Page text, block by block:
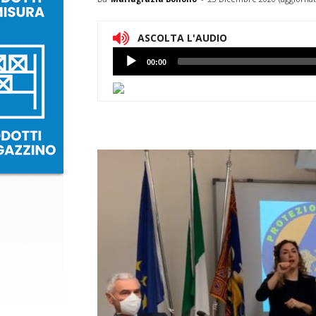
ASCOLTA L'AUDIO
Lettore
Audio
00:00